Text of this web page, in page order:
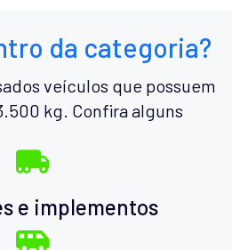
da categoria?
veículos que possuem
kg. Confira alguns
e implementos